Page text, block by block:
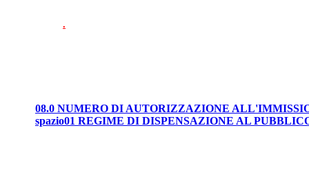
.
08.0 NUMERO DI AUTORIZZAZIONE
spazio01 REGIME DI DISPENSAZIONE AL